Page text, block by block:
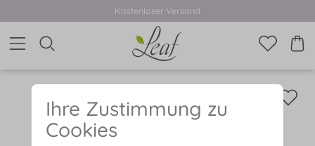
Kostenloser Versand
Ihre Zustimmung zu
Cookies